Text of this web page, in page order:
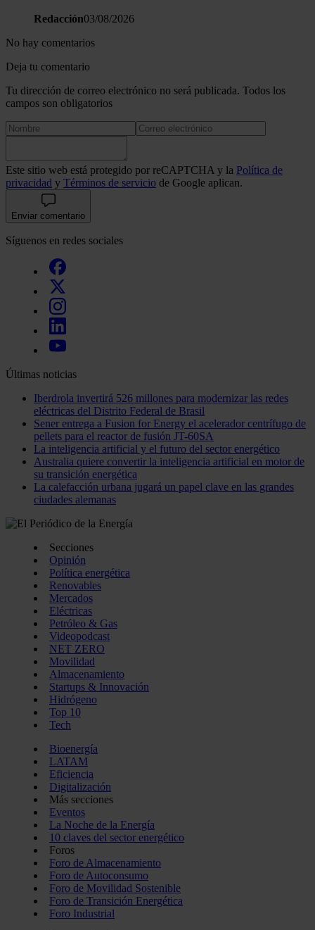
Redacción03/08/2026
No hay comentarios
Deja tu comentario
Tu dirección de correo electrónico no será publicada. Todos los
campos son obligatorios
Este sitio web está protegido por reCAPTCHA y la Política de
privacidad y Términos de servicio de Google aplican.
Enviar comentario
Síguenos en redes sociales
Últimas noticias
Iberdrola invertirá 526 millones para modernizar las redes
eléctricas del Distrito Federal de Brasil
Sener entrega a Fusion for Energy el acelerador centrífugo de
pellets para el reactor de fusión JT-60SA
La inteligencia artificial y el futuro del sector energético
Australia quiere convertir la inteligencia artificial en motor de
su transición energética
La calefacción urbana jugará un papel clave en las grandes
ciudades alemanas
Secciones
Opinión
Política energética
Renovables
Mercados
Eléctricas
Petróleo & Gas
Videopodcast
NET ZERO
Movilidad
Almacenamiento
Startups & Innovación
Hidrógeno
Top 10
Tech
Bioenergía
LATAM
Eficiencia
Digitalización
Más secciones
Eventos
La Noche de la Energía
10 claves del sector energético
Foros
Foro de Almacenamiento
Foro de Autoconsumo
Foro de Movilidad Sostenible
Foro de Transición Energética
Foro Industrial